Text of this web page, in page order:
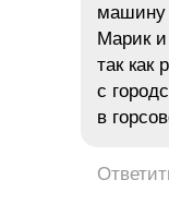
машину
Марик
так как
с
в